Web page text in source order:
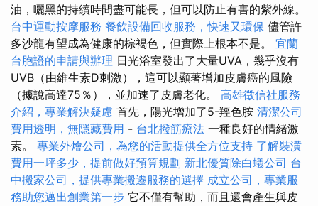
油，曬黑的持續時間盡可能長，但可以防止有害的紫外線。
台中運動按摩服務 餐飲設備回收服務，快速又環保 儘管許
多沙龍有望成為健康的棕褐色，但實際上根本不是。 宜蘭
台胞證的申請與辦理 日光浴室發出了大量UVA，幾乎沒有
UVB（由維生素D刺激），這可以顯著增加皮膚癌的風險
（據說高達75％），並加速了皮膚老化。 高雄徵信社服務
介紹，專業解決疑慮 首先，陽光增加了5-羥色胺 清潔公司
費用透明，無隱藏費用 - 台北撥筋療法 一種良好的情緒激
素。 專業外燴公司，為您的活動提供全方位支持 了解裝潢
費用一坪多少，提前做好預算規劃 新北優質除白蟻公司 台
中搬家公司，提供專業搬遷服務的選擇 成立公司，專業服
務助您邁出創業第一步 它不僅有幫助，而且還會產生與皮